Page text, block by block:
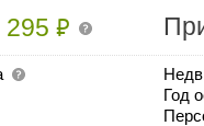
295₽
Год